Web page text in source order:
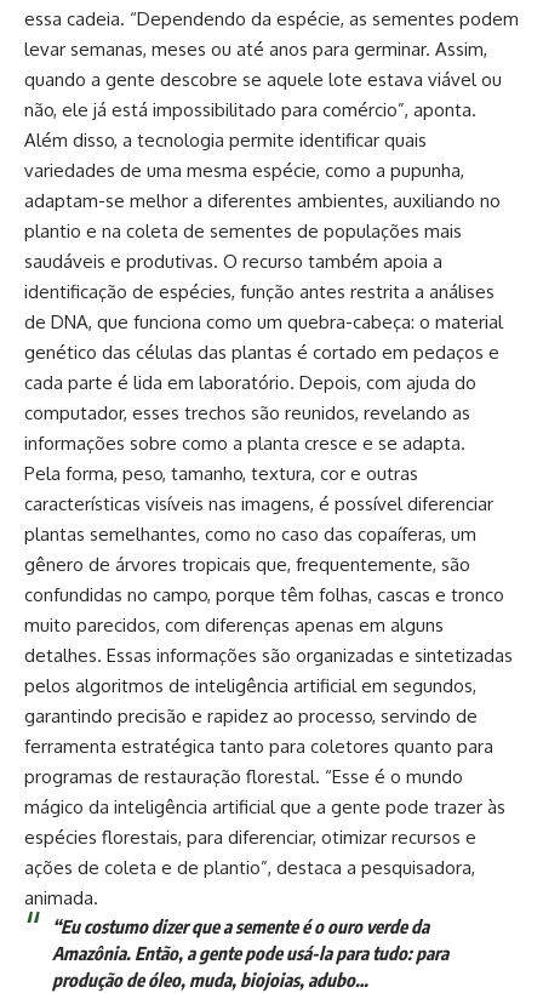
essa cadeia. “Dependendo da espécie, as sementes podem
levar semanas, meses ou até anos para germinar. Assim,
quando a gente descobre se aquele lote estava viável ou
não, ele já está impossibilitado para comércio”, aponta.
Além disso, a tecnologia permite identificar quais
variedades de uma mesma espécie, como a pupunha,
adaptam-se melhor a diferentes ambientes, auxiliando no
plantio e na coleta de sementes de populações mais
saudáveis e produtivas. O recurso também apoia a
identificação de espécies, função antes restrita a análises
de DNA, que funciona como um quebra-cabeça: o material
genético das células das plantas é cortado em pedaços e
cada parte é lida em laboratório. Depois, com ajuda do
computador, esses trechos são reunidos, revelando as
informações sobre como a planta cresce e se adapta.
Pela forma, peso, tamanho, textura, cor e outras
características visíveis nas imagens, é possível diferenciar
plantas semelhantes, como no caso das copaíferas, um
gênero de árvores tropicais que, frequentemente, são
confundidas no campo, porque têm folhas, cascas e tronco
muito parecidos, com diferenças apenas em alguns
detalhes. Essas informações são organizadas e sintetizadas
pelos algoritmos de inteligência artificial em segundos,
garantindo precisão e rapidez ao processo, servindo de
ferramenta estratégica tanto para coletores quanto para
programas de restauração florestal. “Esse é o mundo
mágico da inteligência artificial que a gente pode trazer às
espécies florestais, para diferenciar, otimizar recursos e
ações de coleta e de plantio”, destaca a pesquisadora,
animada.
“Eu costumo dizer que a semente é o ouro verde da
Amazônia. Então, a gente pode usá-la para tudo: para
produção de óleo, muda, biojoias, adubo…